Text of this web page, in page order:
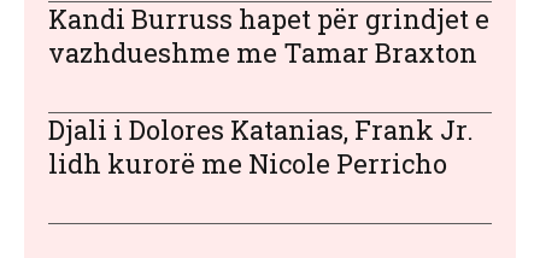
Kandi Burruss hapet për grindjet e
vazhdueshme me Tamar Braxton
Djali i Dolores Katanias, Frank Jr.
lidh kurorë me Nicole Perricho